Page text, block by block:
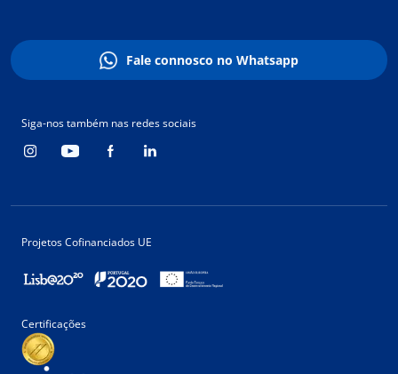
Fale connosco no Whatsapp
Siga-nos também nas redes sociais
Projetos Cofinanciados UE
Certificações